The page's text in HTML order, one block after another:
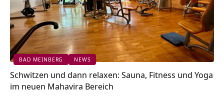
BAD MEINBERG NEWS
Schwitzen und dann relaxen: Sauna, Fitness und Yoga
im neuen Mahavira Bereich